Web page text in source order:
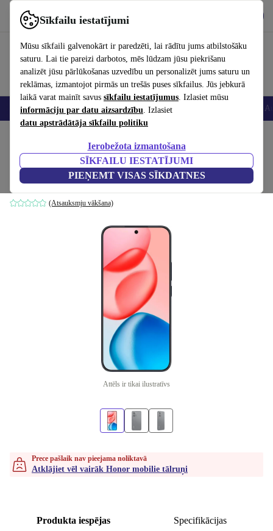
Sīkfailu iestatījumi
Mūsu sīkfaili galvenokārt ir paredzēti, lai rādītu jums atbilstošāku
saturu. Lai tie pareizi darbotos, mēs lūdzam jūsu piekrišanu
analizēt jūsu pārlūkošanas uzvedību un personalizēt jums saturu un
reklāmas, izmantojot pirmās un trešās puses sīkfailus. Jūs jebkurā
laikā varat mainīt savus sīkfailu iestatījumus. Izlasiet mūsu
informāciju par datu aizsardzību. Izlasiet
datu apstrādātāja sīkfailu politiku
Ierobežota izmantošana
SĪKFAILU IESTATĪJUMI
PIEŅEMT VISAS SĪKDATNES
Izmantojiet refurbed ātri un viegli
Viedtālruņi Portatīvie datori Planšetes Viedpulksteņi
Honor 400
8 GB | 256 GB | Dual-SIM (eSIM, Nano-SIM) | Midnight Black
(Atsauksmju vākšana)
Attēls ir tikai ilustratīvs
Prece pašlaik nav pieejama noliktavā
Atklājiet vēl vairāk Honor mobilie tālruņi
Produkta iespējas Specifikācijas